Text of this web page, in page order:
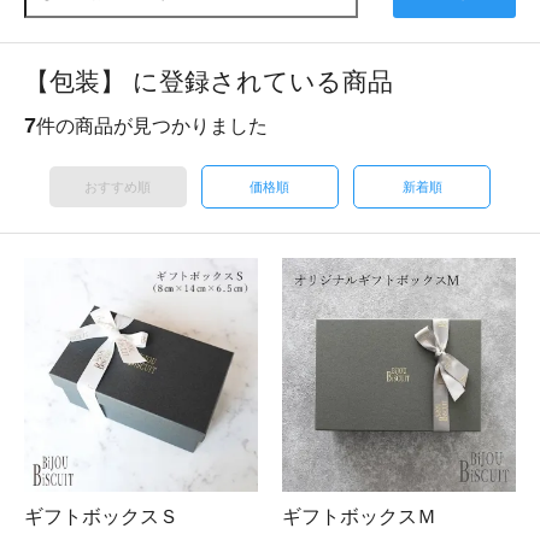
【包装】 に登録されている商品
7件の商品が見つかりました
おすすめ順 価格順 新着順
ギフトボックスＳ ギフトボックスＭ